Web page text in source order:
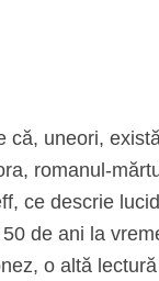
că, uneori,
romanul-
ce descrie
de ani la
o altă